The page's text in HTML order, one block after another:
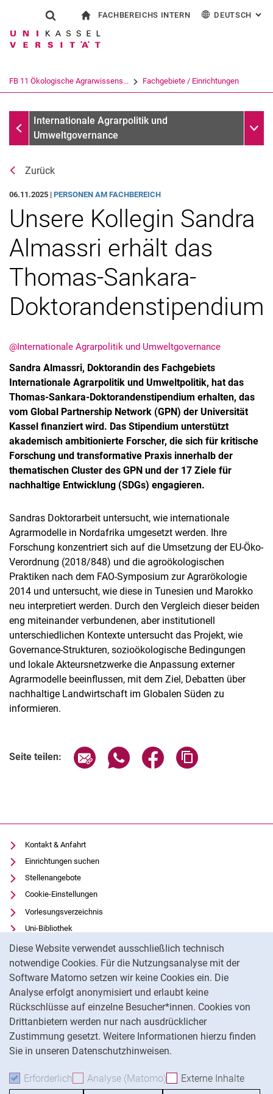
Springe direkt zu: Inhalt
Springe direkt zu: Suche
Springe direkt zu:
Diese Website verwendet ausschließlich technisch
notwendige Cookies. Für die Nutzungsanalyse mit der
Software Matomo setzen wir keine Cookies ein. Die
Analyse erfolgt anonymisiert und erlaubt keine
Rückschlüsse auf einzelne Besucher*innen. Cookies von
Drittanbietern werden nur nach ausdrücklicher
Zustimmung gesetzt. Weitere Informationen hierzu finden
Sie in unseren Datenschutzhinweisen.
Erforderlich Erforderliche Cookies akzeptieren
Analyse (Matomo) Analyse-Cookies
Externe Inhalte
Suchformular
Suchbegriff
Suchen (öffnet externen Link in einem
FACHBEREICHS INTERN DEUTSCH :
FB 11 Ökologische Agrarwissens... Fachgebiete / Einrichtungen
InfothekInternationale Agrarpolitik und
Umweltgovernance
Zurück
06.11.2025 | PERSONEN AM FACHBEREICH
Unsere Kollegin Sandra
Almassri erhält das
Thomas-Sankara-
Doktorandenstipendium
@Internationale Agrarpolitik und Umweltgovernance
Sandra Almassri, Doktorandin des Fachgebiets
Internationale Agrarpolitik und Umweltpolitik, hat das
Thomas-Sankara-Doktorandenstipendium erhalten, das
vom Global Partnership Network (GPN) der Universität
Kassel finanziert wird. Das Stipendium unterstützt
akademisch ambitionierte Forscher, die sich für kritische
Forschung und transformative Praxis innerhalb der
thematischen Cluster des GPN und der 17 Ziele für
nachhaltige Entwicklung (SDGs) engagieren.
Sandras Doktorarbeit untersucht, wie internationale
Agrarmodelle in Nordafrika umgesetzt werden. Ihre
Forschung konzentriert sich auf die Umsetzung der EU-Öko-
Verordnung (2018/848) und die agroökologischen
Praktiken nach dem FAO-Symposium zur Agrarökologie
2014 und untersucht, wie diese in Tunesien und Marokko
neu interpretiert werden. Durch den Vergleich dieser beiden
eng miteinander verbundenen, aber institutionell
unterschiedlichen Kontexte untersucht das Projekt, wie
Governance-Strukturen, sozioökologische Bedingungen
und lokale Akteursnetzwerke die Anpassung externer
Agrarmodelle beeinflussen, mit dem Ziel, Debatten über
nachhaltige Landwirtschaft im Globalen Süden zu
informieren.
Seite teilen: Seite über E-Mail teilen
Seite über WhatsApp teilen
Seite über Facebook
Kontakt & Anfahrt
Einrichtungen suchen
Stellenangebote
Cookie-Einstellungen
Vorlesungsverzeichnis
Uni-Bibliothek
Moodle
Panopto
Datenschutz
Barrierefreiheit
Transparenter KI-Einsatz